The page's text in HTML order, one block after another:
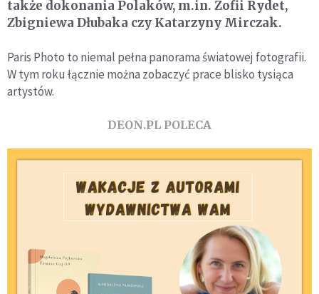
także dokonania Polaków, m.in. Zofii Rydet,
Zbigniewa Dłubaka czy Katarzyny Mirczak.
Paris Photo to niemal pełna panorama światowej fotografii.
W tym roku łącznie można zobaczyć prace blisko tysiąca
artystów.
DEON.PL POLECA